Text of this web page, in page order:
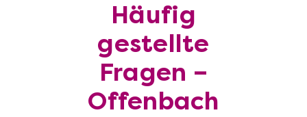
Sushi-Kochkurs@Home
Häufig
gestellte
Fragen –
Offenbach